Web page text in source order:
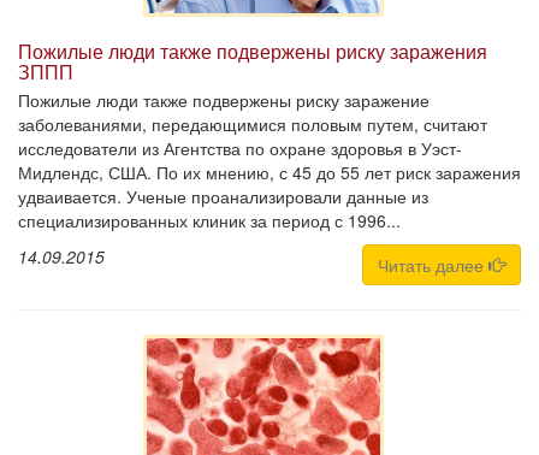
Пожилые люди также подвержены риску заражения
ЗППП
Пожилые люди также подвержены риску заражение
заболеваниями, передающимися половым путем, считают
исследователи из Агентства по охране здоровья в Уэст-
Мидлендс, США. По их мнению, с 45 до 55 лет риск заражения
удваивается. Ученые проанализировали данные из
специализированных клиник за период с 1996...
14.09.2015
Читать далее